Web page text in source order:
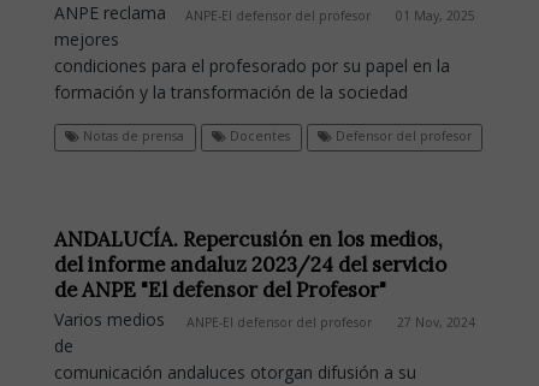
ANPE-El defensor del profesor 01 May, 2025
ANPE reclama
mejores
condiciones para el profesorado por su papel en la
formación y la transformación de la sociedad
Notas de prensa Docentes Defensor del profesor
ANDALUCÍA. Repercusión en los medios,
del informe andaluz 2023/24 del servicio
de ANPE "El defensor del Profesor"
ANPE-El defensor del profesor 27 Nov, 2024
Varios medios
de
comunicación andaluces otorgan difusión a su